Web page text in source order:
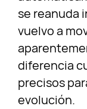
se reanuda
vuelvo a
diferencia
precisos
evolución.